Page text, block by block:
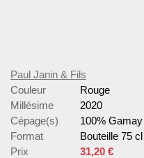
Paul Janin & Fils
Couleur
Rouge
Millésime
2020
Cépage(s)
100% Gamay
Format
Bouteille 75 cl
Prix
31,20 €